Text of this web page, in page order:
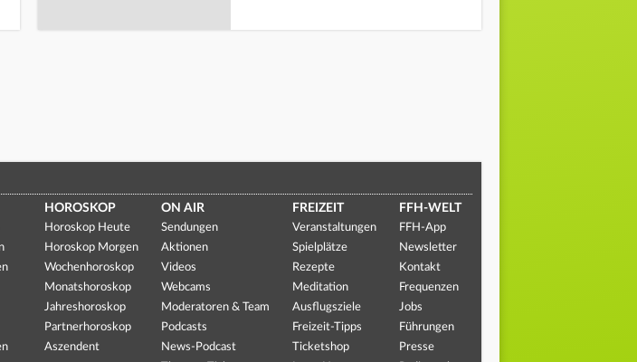
HOROSKOP
Horoskop Heute
Horoskop Morgen
Wochenhoroskop
Monatshoroskop
Jahreshoroskop
Partnerhoroskop
Aszendent
ON AIR
Sendungen
Aktionen
Videos
Webcams
Moderatoren & Team
Podcasts
News-Podcast
FREIZEIT
Veranstaltungen
Spielplätze
Rezepte
Meditation
Ausflugsziele
Freizeit-Tipps
Ticketshop
FFH-WELT
FFH-App
Newsletter
Kontakt
Frequenzen
Jobs
Führungen
Presse